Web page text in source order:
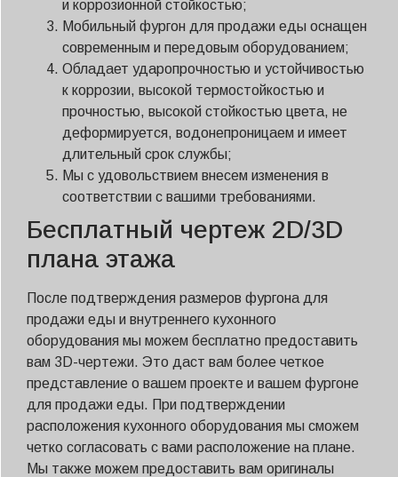
и коррозионной стойкостью;
Мобильный фургон для продажи еды оснащен
современным и передовым оборудованием;
Обладает ударопрочностью и устойчивостью
к коррозии, высокой термостойкостью и
прочностью, высокой стойкостью цвета, не
деформируется, водонепроницаем и имеет
длительный срок службы;
Мы с удовольствием внесем изменения в
соответствии с вашими требованиями.
Бесплатный чертеж 2D/3D
плана этажа
После подтверждения размеров фургона для
продажи еды и внутреннего кухонного
оборудования мы можем бесплатно предоставить
вам 3D-чертежи. Это даст вам более четкое
представление о вашем проекте и вашем фургоне
для продажи еды. При подтверждении
расположения кухонного оборудования мы сможем
четко согласовать с вами расположение на плане.
Мы также можем предоставить вам оригиналы